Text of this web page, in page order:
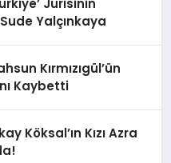
Jürisinin
Sude Yalçınkaya
Kırmızıgül’ün
Kaybetti
Köksal’ın Kızı Azra